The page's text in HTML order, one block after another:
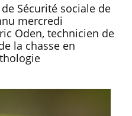
Sécurité sociale de
mercredi
Oden, technicien de
la chasse en